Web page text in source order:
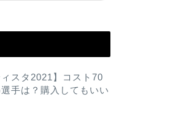
ィスタ2021】コスト70
手は？購入してもいい